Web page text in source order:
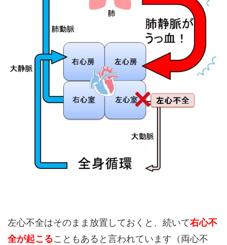
左心不全はそのまま放置しておくと、続いて右心不
全が起こることもあると言われています（両心不